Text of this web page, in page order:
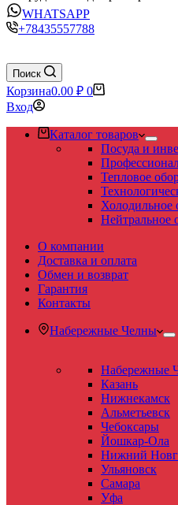
WHATSAPP
+78435557788
Поиск
Корзина0.00 ₽ 0
Вход
Каталог товаров
Посуда и
Тепловое
Холодильное
Нейтральное
О компании
Доставка и оплата
Обмен и возврат
Гарантия
Контакты
Набережные Челны
Набережные
Казань
Нижнекамск
Альметьевск
Чебоксары
Йошкар-Ола
Нижний
Ульяновск
Самара
Уфа